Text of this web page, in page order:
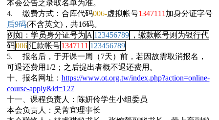
本会公告之录取名单为准。
4.
缴费方式：合库代码006-虚拟帐号1347111 加身分证字号
后9码(不含英文)，共16码。
例如：学员身分证号为 A 123456789 ，缴款帐号则为银行代
码006汇款帐号1347111 123456789
5.
报名后，于开课一周（7天）前，若因故需取消报名，
可退还费用 1/2 ；之后提出者概不退还费用。
十、 报名网址： https://www.ot.org.tw/index.php?action=online-
course-apply&id=127
十一、 课程负责人：陈妍伶学生小组委员
本会负责人：吴菁宜理事长